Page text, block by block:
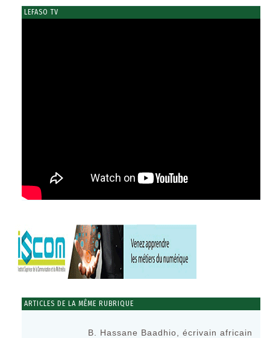
LEFASO TV
ARTICLES DE LA MÊME RUBRIQUE
B. Hassane Baadhio, écrivain africain